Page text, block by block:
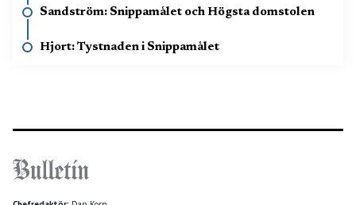
Sandström: Snippamålet och Högsta domstolen
Hjort: Tystnaden i Snippamålet